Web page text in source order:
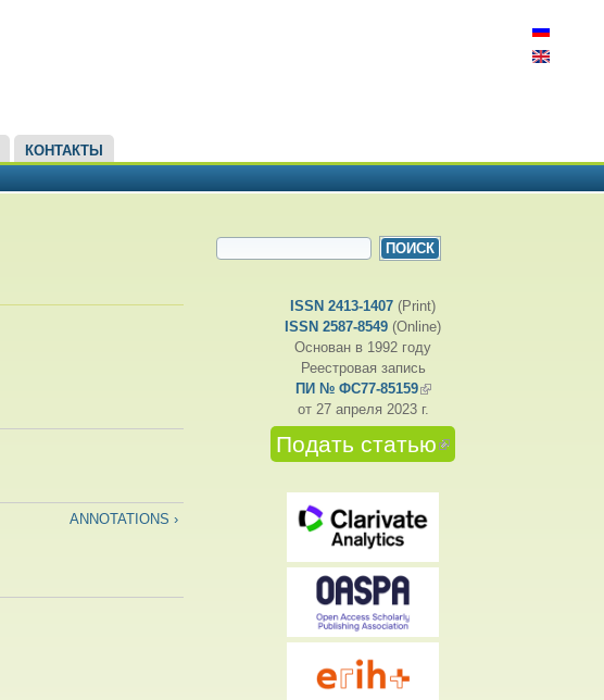
КОНТАКТЫ
ANNOTATIONS ›
ФОРМА ПОИСКА
ISSN 2413-1407 (Print)
ISSN 2587-8549 (Online)
Основан в 1992 году
Реестровая запись
ПИ № ФС77-85159(внешняя ссылка)
от 27 апреля 2023 г.
Подать статью